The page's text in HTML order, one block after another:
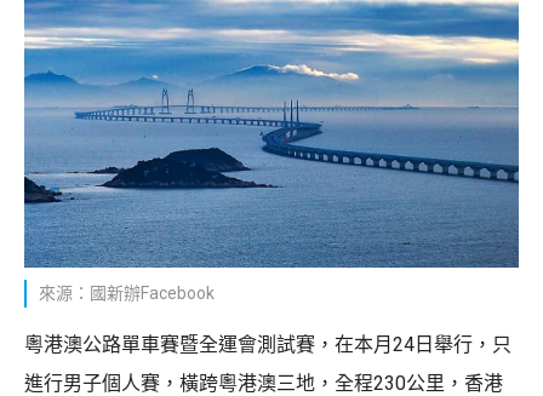
來源：國新辦Facebook
粵港澳公路單車賽暨全運會測試賽，在本月24日舉行，只
進行男子個人賽，橫跨粵港澳三地，全程230公里，香港